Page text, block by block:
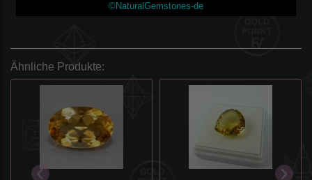
©NaturalGemstones-de
Ähnliche Produkte: